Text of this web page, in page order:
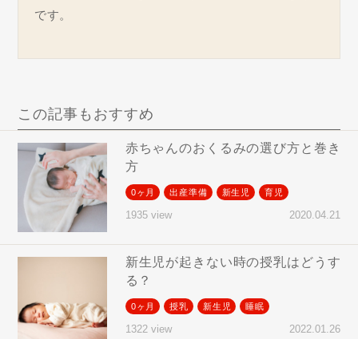
です。
この記事もおすすめ
赤ちゃんのおくるみの選び方と巻き
方
0ヶ月 出産準備 新生児 育児
1935 view 2020.04.21
新生児が起きない時の授乳はどうす
る？
0ヶ月 授乳 新生児 睡眠
1322 view 2022.01.26